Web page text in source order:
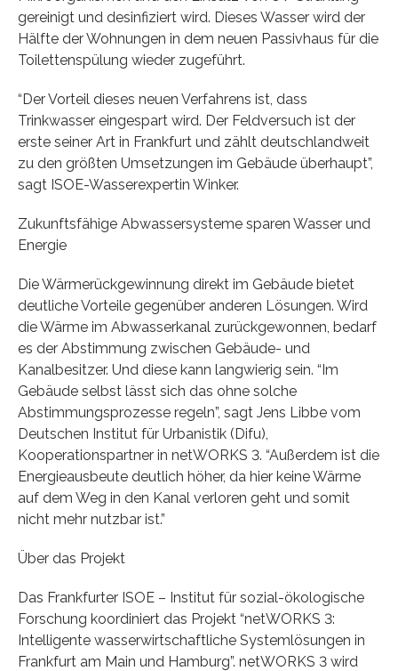
gereinigt und desinfiziert wird. Dieses Wasser wird der
Hälfte der Wohnungen in dem neuen Passivhaus für die
Toilettenspülung wieder zugeführt.
“Der Vorteil dieses neuen Verfahrens ist, dass
Trinkwasser eingespart wird. Der Feldversuch ist der
erste seiner Art in Frankfurt und zählt deutschlandweit
zu den größten Umsetzungen im Gebäude überhaupt”,
sagt ISOE-Wasserexpertin Winker.
Zukunftsfähige Abwassersysteme sparen Wasser und
Energie
Die Wärmerückgewinnung direkt im Gebäude bietet
deutliche Vorteile gegenüber anderen Lösungen. Wird
die Wärme im Abwasserkanal zurückgewonnen, bedarf
es der Abstimmung zwischen Gebäude- und
Kanalbesitzer. Und diese kann langwierig sein. “Im
Gebäude selbst lässt sich das ohne solche
Abstimmungsprozesse regeln”, sagt Jens Libbe vom
Deutschen Institut für Urbanistik (Difu),
Kooperationspartner in netWORKS 3. “Außerdem ist die
Energieausbeute deutlich höher, da hier keine Wärme
auf dem Weg in den Kanal verloren geht und somit
nicht mehr nutzbar ist.”
Über das Projekt
Das Frankfurter ISOE – Institut für sozial-ökologische
Forschung koordiniert das Projekt “netWORKS 3:
Intelligente wasserwirtschaftliche Systemlösungen in
Frankfurt am Main und Hamburg”. netWORKS 3 wird